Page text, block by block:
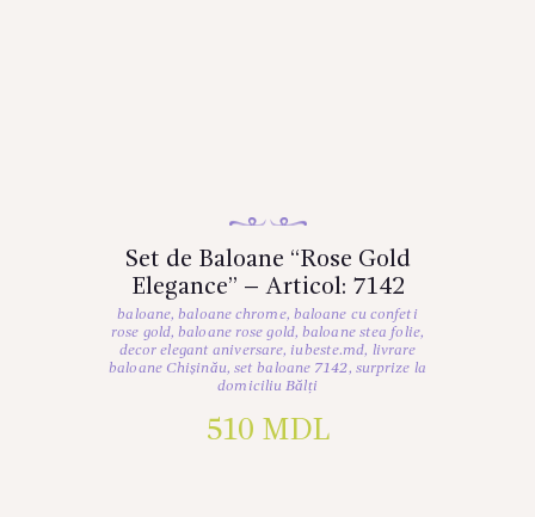
Set de Baloane “Rose Gold
Elegance” – Articol: 7142
baloane,baloane chrome, baloane cu confeti
rose gold,baloane rose gold,baloane stea folie,
decor elegant aniversare, iubeste.md, livrare
baloane Chișinău, set baloane 7142, surprize la
domiciliu Bălți
510 MDL